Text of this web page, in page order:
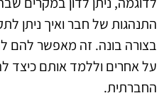
התנהגות של חבר ואיך ניתן
בצורה בונה. זה מאפשר להם
על אחרים וללמד אותם כיצד
החברתית.